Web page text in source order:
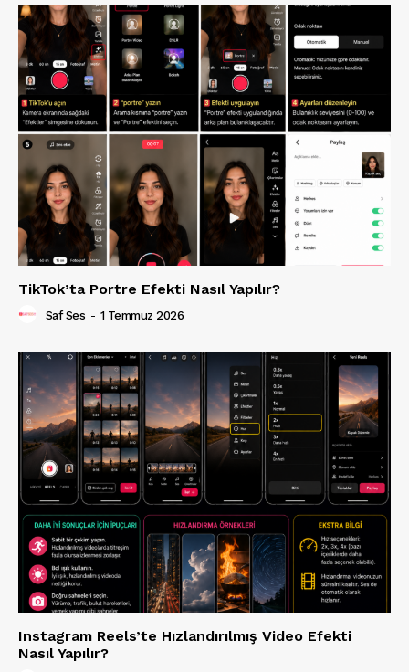
TikTok’ta Portre Efekti Nasıl Yapılır?
Saf Ses - 1 Temmuz 2026
Instagram Reels’te Hızlandırılmış Video Efekti
Nasıl Yapılır?